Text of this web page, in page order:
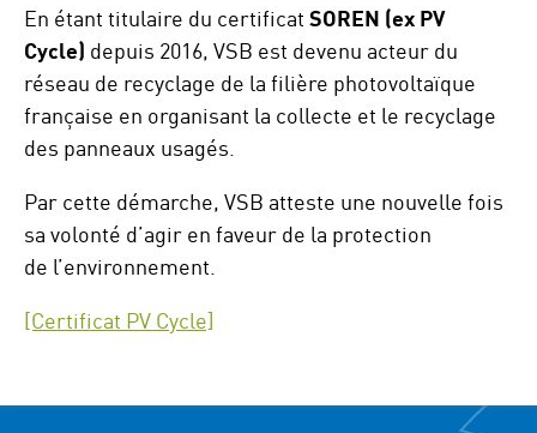
En étant titulaire du certificatSOREN (ex PV
Cycle) depuis 2016, VSB est devenu acteur du
réseau de recyclage de la filière photovoltaïque
française en organisant la collecte et le recyclage
des panneaux usagés.
Par cette démarche, VSB atteste une nouvelle fois
sa volonté d’agir en faveur de la protection
de l’environnement.
[Certificat PV Cycle]